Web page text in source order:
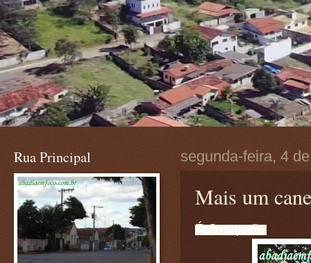
segunda-feira, 4
Mais um
É Campeão
Rua Principal